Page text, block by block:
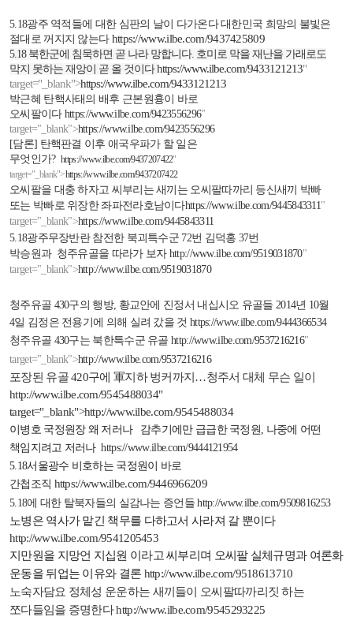
5.18광주 역적들에 대한 심판의 날이 다가온다 대한민국 희망의 불빛은
절대로 꺼지지 않는다 https://www.ilbe.com/9437425809
5.18 북한군에 침묵하면 곧 나라 망합니다. 호미로 막을 재난을 가래로도
막지 못하는 재앙이 곧 올 것이다 https://www.ilbe.com/9433121213"
target="_blank">https://www.ilbe.com/9433121213
박근혜 탄핵사태의 배후 근본원흉이 바로
오씨팔이다 https://www.ilbe.com/9423556296"
target="_blank">https://www.ilbe.com/9423556296
[담론] 탄핵판결 이후 애국우파가 할 일은
무엇인가?https://www.ilbe.com/9437207422"
target="_blank">https://www.ilbe.com/9437207422
오씨팔을 대충 하자고 씨부리는 새끼는 오씨팔따까리 등신새끼 박빠
또는 박빠로 위장한 좌파전라호남이다https://www.ilbe.com/9445843311"
target="_blank">https://www.ilbe.com/9445843311
5.18광주무장반란 참전한 북괴특수군 72번 김덕홍 37번
박승원과 청주유골을 따라가 보자 http://www.ilbe.com/9519031870"
target="_blank">http://www.ilbe.com/9519031870
청주유골 430구의 행방, 황교안에 진정서 내십시오 유골들 2014년 10월
4일 김정은 전용기에 의해 실려 갔을 것 https://www.ilbe.com/9444366534
청주유골 430구는 북한특수군 유골 http://www.ilbe.com/9537216216"
target="_blank">http://www.ilbe.com/9537216216
포장된 유골420구에 軍지하 벙커까지 …청주서 대체 무슨 일이
http://www.ilbe.com/9545488034"
target="_blank">http://www.ilbe.com/9545488034
이병호 국정원장 왜 저러나 감추기에만 급급한 국정원, 나중에 어떤
책임지려고 저러나 https://www.ilbe.com/9444121954
5.18서울광수 비호하는 국정원이 바로
간첩조직 https://www.ilbe.com/9446966209
5.18에 대한 탈북자들의 실감나는 증언들 http://www.ilbe.com/9509816253
노병은 역사가 맡긴 책무를 다하고서 사라져 갈 뿐이다
http://www.ilbe.com/9541205453
지만원을 지망언 지십원 이라고 씨부리며 오씨팔 실체규명과 여론화
운동을 뒤업는 이유와 결론 http://www.ilbe.com/9518613710
노숙자담요 정체성 운운하는 새끼들이 오씨팔따까리짓 하는
쪼다들임을 증명한다 http://www.ilbe.com/9545293225